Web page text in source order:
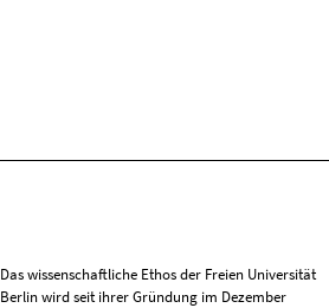
Das wissenschaftliche Ethos der Freien Universität
Berlin wird seit ihrer Gründung im Dezember